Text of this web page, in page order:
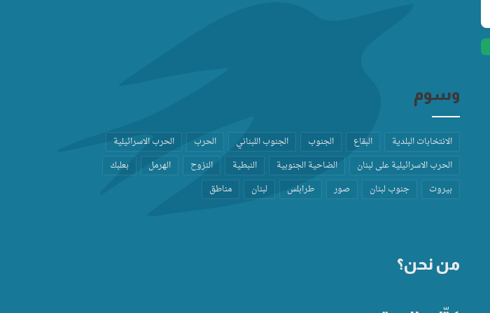
وسوم
الانتخابات البلدية البقاع الجنوب الجنوب اللبناني الحرب
الحرب الاسرائيلية
الحرب الاسرائيلية على لبنان
الضاحية الجنوبية النبطية النزوح الهرمل
بعلبك
بيروت
جنوب لبنان صور طرابلس لبنان مناطق
من نحن؟